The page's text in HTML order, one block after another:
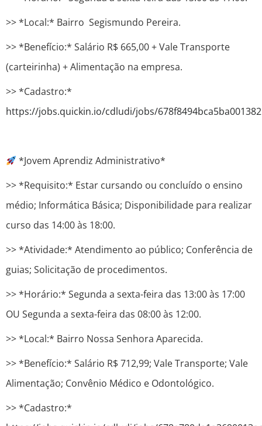
>> *Local:* Bairro Segismundo Pereira.
>> *Benefício:* Salário R$ 665,00 + Vale Transporte
(carteirinha) + Alimentação na empresa.
>> *Cadastro:*
https://jobs.quickin.io/cdludi/jobs/
*Jovem Aprendiz Administrativo*
>> *Requisito:* Estar cursando ou concluído o ensino
médio; Informática Básica; Disponibilidade para realizar
curso das 14:00 às 18:00.
>> *Atividade:* Atendimento ao público; Conferência de
guias; Solicitação de procedimentos.
>> *Horário:* Segunda a sexta-feira das 13:00 às 17:00
OU Segunda a sexta-feira das 08:00 às 12:00.
>> *Local:* Bairro Nossa Senhora Aparecida.
>> *Benefício:* Salário R$ 712,99; Vale Transporte; Vale
Alimentação; Convênio Médico e Odontológico.
>> *Cadastro:*